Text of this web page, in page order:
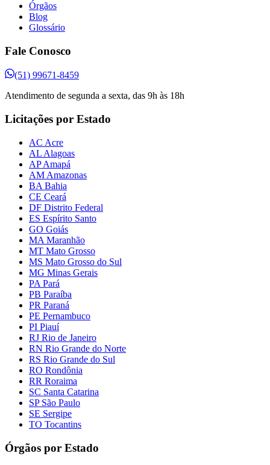
Órgãos
Blog
Glossário
Fale Conosco
(51) 99671-8459
Atendimento de segunda a sexta, das 9h às 18h
Licitações por Estado
AC Acre
AL Alagoas
AP Amapá
AM Amazonas
BA Bahia
CE Ceará
DF Distrito Federal
ES Espírito Santo
GO Goiás
MA Maranhão
MT Mato Grosso
MS Mato Grosso do Sul
MG Minas Gerais
PA Pará
PB Paraíba
PR Paraná
PE Pernambuco
PI Piauí
RJ Rio de Janeiro
RN Rio Grande do Norte
RS Rio Grande do Sul
RO Rondônia
RR Roraima
SC Santa Catarina
SP São Paulo
SE Sergipe
TO Tocantins
Órgãos por Estado